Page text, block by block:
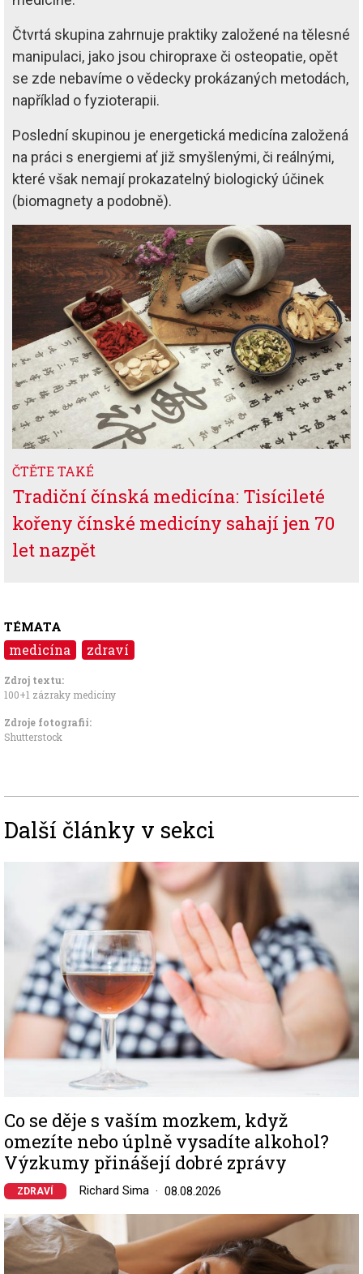
Čtvrtá skupina zahrnuje praktiky založené na tělesné
manipulaci, jako jsou chiropraxe či osteopatie, opět
se zde nebavíme o vědecky prokázaných metodách,
například o fyzioterapii.
Poslední skupinou je energetická medicína založená
na práci s energiemi ať již smyšlenými, či reálnými,
které však nemají prokazatelný biologický účinek
(biomagnety a podobně).
Image
ČTĚTE TAKÉ
Tradiční čínská medicína: Tisícileté
kořeny čínské medicíny sahají jen 70
let nazpět
TÉMATA
medicína zdraví
Zdroj textu:
100+1 zázraky medicíny
Zdroje fotografii:
Shutterstock
Další články v sekci
Co se děje s vaším mozkem, když
omezíte nebo úplně vysadíte alkohol?
Výzkumy přinášejí dobré zprávy
ZDRAVÍ Richard Sima 08.08.2026
Image